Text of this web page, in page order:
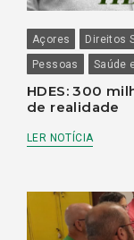
Açores Direitos
Pessoas
Saúde
HDES: 300
de realidade
LER NOTÍCIA